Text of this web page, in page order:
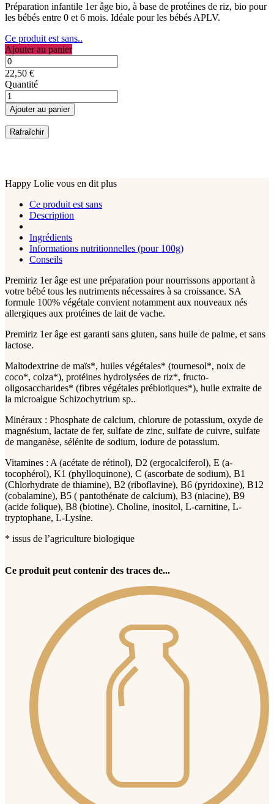
Préparation infantile 1er âge bio, à base de protéines de riz, bio pour
les bébés entre 0 et 6 mois. Idéale pour les bébés APLV.
Ce produit est sans..
Ajouter au panier
22,50 €
Quantité
Ajouter au panier
Happy Lolie vous en dit plus
Ce produit est sans
Description
Ingrédients
Informations nutritionnelles (pour 100g)
Conseils
Premiriz 1er âge est une préparation pour nourrissons apportant à
votre bébé tous les nutriments nécessaires à sa croissance. SA
formule 100% végétale convient notamment aux nouveaux nés
allergiques aux protéines de lait de vache.
Premiriz 1er âge est garanti sans gluten, sans huile de palme, et sans
lactose.
Maltodextrine de maïs*, huiles végétales* (tournesol*, noix de
coco*, colza*), protéines hydrolysées de riz*, fructo-
oligosaccharides* (fibres végétales prébiotiques*), huile extraite de
la microalgue Schizochytrium sp..
Minéraux : Phosphate de calcium, chlorure de potassium, oxyde de
magnésium, lactate de fer, sulfate de zinc, sulfate de cuivre, sulfate
de manganèse, sélénite de sodium, iodure de potassium.
Vitamines : A (acétate de rétinol), D2 (ergocalciferol), E (a-
tocophérol), K1 (phylloquinone), C (ascorbate de sodium), B1
(Chlorhydrate de thiamine), B2 (riboflavine), B6 (pyridoxine), B12
(cobalamine), B5 ( pantothénate de calcium), B3 (niacine), B9
(acide folique), B8 (biotine). Choline, inositol, L-carnitine, L-
tryptophane, L-Lysine.
* issus de l’agriculture biologique
Ce produit peut contenir des traces de...